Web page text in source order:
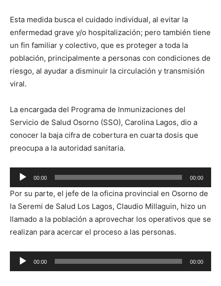
Esta medida busca el cuidado individual, al evitar la
enfermedad grave y/o hospitalización; pero también tiene
un fin familiar y colectivo, que es proteger a toda la
población, principalmente a personas con condiciones de
riesgo, al ayudar a disminuir la circulación y transmisión
viral.
La encargada del Programa de Inmunizaciones del
Servicio de Salud Osorno (SSO), Carolina Lagos, dio a
conocer la baja cifra de cobertura en cuarta dosis que
preocupa a la autoridad sanitaria.
Reproductor
de
audio
00:00 00:00
Por su parte, el jefe de la oficina provincial en Osorno de
la Seremi de Salud Los Lagos, Claudio Millaguin, hizo un
llamado a la población a aprovechar los operativos que se
realizan para acercar el proceso a las personas.
Reproductor
de
00:00 00:00